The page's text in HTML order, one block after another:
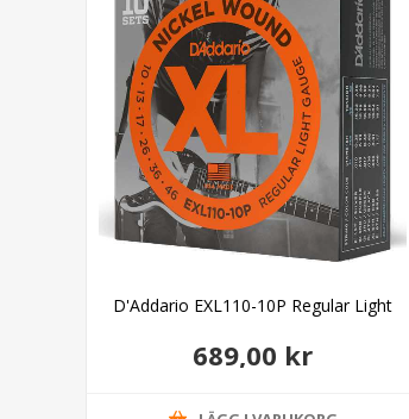
D'Addario EXL110-10P Regular Light
689,00 kr